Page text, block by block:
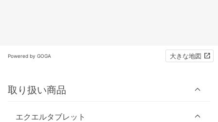
Powered by GOGA 大きな地図
取り扱い商品
エクエルタブレット